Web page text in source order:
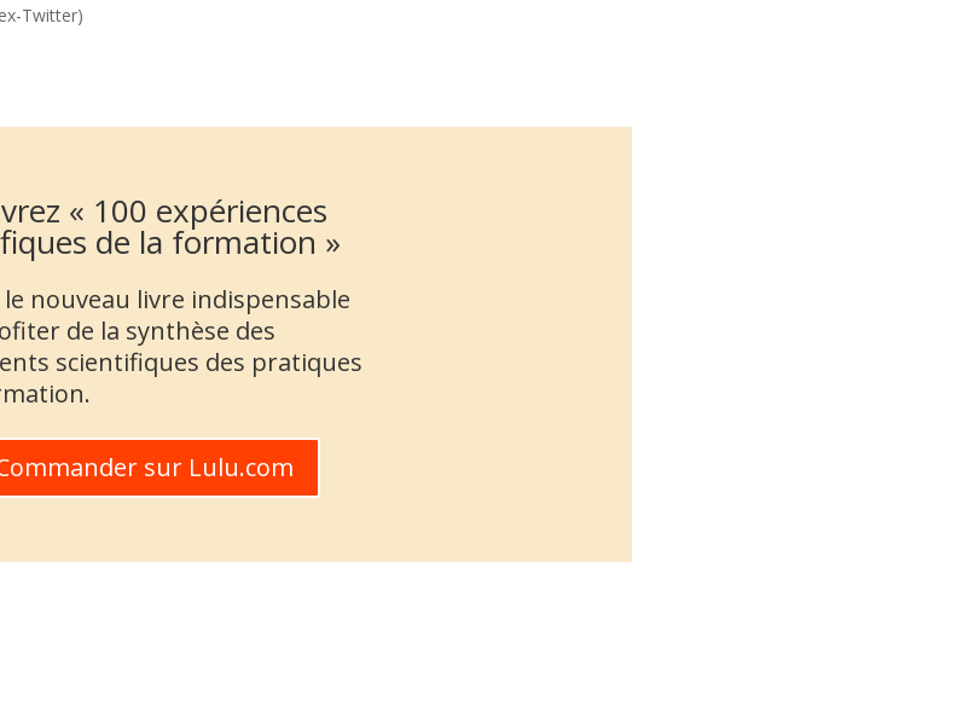
Twitter)
« 100 expériences
de la formation »
le nouveau livre indispensable
de la synthèse des
scientifiques des pratiques
sur Lulu.com